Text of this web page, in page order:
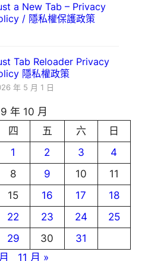
a New Tab – Privacy
/ 隱私權保護政策
Tab Reloader Privacy
隱私權政策
年 5 月 1 日
年 10 月
四 五 六
日
1
2 3
4
8 9 10
11
15 16 17
18
22 23 24
25
29 30
31
11 月 »